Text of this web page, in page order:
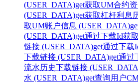
(USER_DATA)get获取UM合约
(USER_DATA)get获取杠杆利息
取UM账户信息 (USER_DATA)
(USER_DATA)get通过下载Id获
链接 (USER_DATA)get通过下载
下载链接 (USER_DATA)get通过
流水历史下载链接
水 (USER_DATA)get查询用户